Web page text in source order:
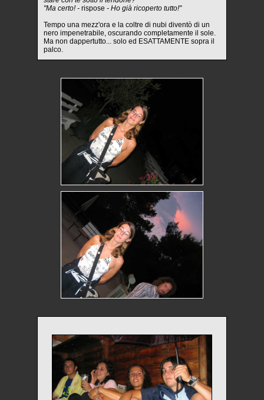
"Ma certo! - rispose - Ho già ricoperto tutto!"
Tempo una mezz'ora e la coltre di nubi diventò di un
nero impenetrabile, oscurando completamente il sole.
Ma non dappertutto... solo ed ESATTAMENTE sopra il
palco.